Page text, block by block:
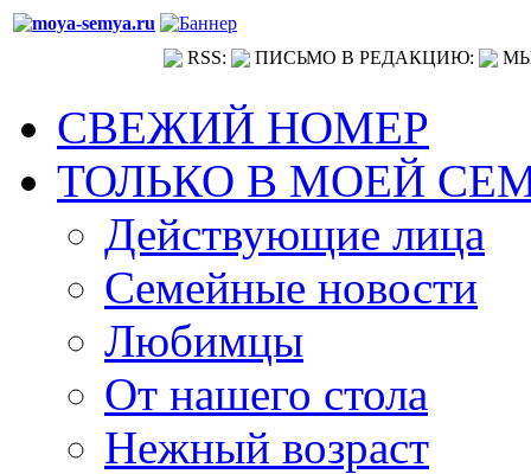
RSS: ПИСЬМО В РЕДАКЦИЮ:
СВЕЖИЙ НОМЕР
ТОЛЬКО В МОЕЙ
Действующие лица
Семейные новости
Любимцы
От нашего стола
Нежный возраст